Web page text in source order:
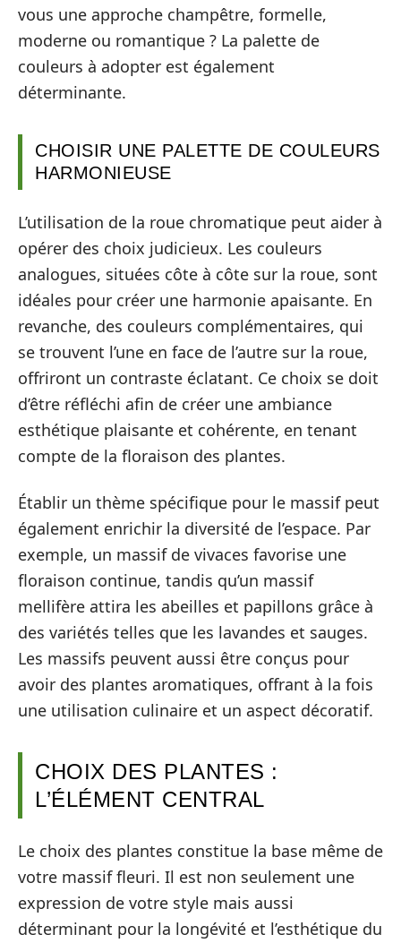
vous une approche champêtre, formelle,
moderne ou romantique ? La palette de
couleurs à adopter est également
déterminante.
CHOISIR UNE PALETTE DE COULEURS
HARMONIEUSE
L’utilisation de la roue chromatique peut aider à
opérer des choix judicieux. Les couleurs
analogues, situées côte à côte sur la roue, sont
idéales pour créer une harmonie apaisante. En
revanche, des couleurs complémentaires, qui
se trouvent l’une en face de l’autre sur la roue,
offriront un contraste éclatant. Ce choix se doit
d’être réfléchi afin de créer une ambiance
esthétique plaisante et cohérente, en tenant
compte de la floraison des plantes.
Établir un thème spécifique pour le massif peut
également enrichir la diversité de l’espace. Par
exemple, un massif de vivaces favorise une
floraison continue, tandis qu’un massif
mellifère attira les abeilles et papillons grâce à
des variétés telles que les lavandes et sauges.
Les massifs peuvent aussi être conçus pour
avoir des plantes aromatiques, offrant à la fois
une utilisation culinaire et un aspect décoratif.
CHOIX DES PLANTES :
L’ÉLÉMENT CENTRAL
Le choix des plantes constitue la base même de
votre massif fleuri. Il est non seulement une
expression de votre style mais aussi
déterminant pour la longévité et l’esthétique du